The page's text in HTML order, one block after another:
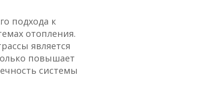
подхода к
отопления.
является
повышает
системы